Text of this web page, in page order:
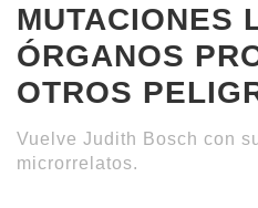
MUTACIONES
ÓRGANOS
OTROS
Vuelve Judith Bosch con
microrrelatos.